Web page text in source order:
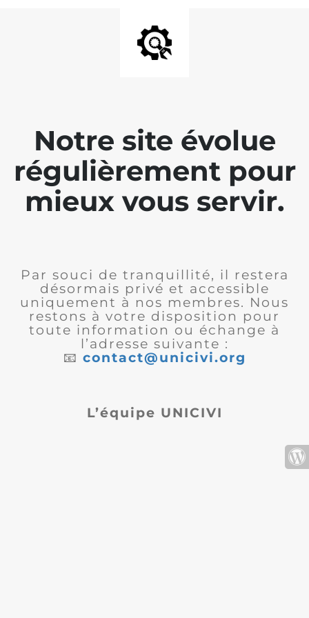
Notre site évolue
régulièrement pour
mieux vous servir.
Par souci de tranquillité, il restera
désormais privé et accessible
uniquement à nos membres. Nous
restons à votre disposition pour
toute information ou échange à
l’adresse suivante :
📧 contact@unicivi.org
L’équipe UNICIVI